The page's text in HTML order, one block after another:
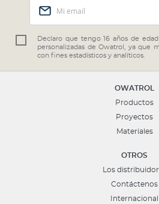
nuestro
boletín
de
Declaro que tengo 16 años de
personalizadas de Owatrol, ya que
con fines estadísticos y analíticos.
OWATROL
Productos
Proyectos
Materiales
OTROS
Los
Contáctenos
Internacional